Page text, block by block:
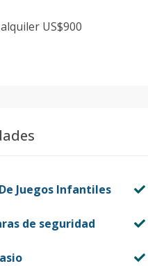
US$900
Juegos Infantiles
de seguridad